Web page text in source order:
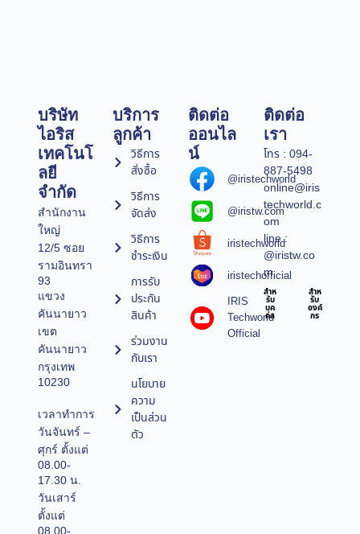
บริษัท
ไอริส
เทคโนโ
ลยี
จำกัด
สำนักงาน
ใหญ่
12/5 ซอย
รามอินทรา
93
แขวง
คันนายาว
เขต
คันนายาว
กรุงเทพ
10230
เวลาทำการ
วันจันทร์ –
ศุกร์ ตั้งแต่
08.00-
17.30 น.
วันเสาร์
ตั้งแต่
08.00-
บริการ
ลูกค้า
วิธีการ
สั่งซื้อ
วิธีการ
จัดส่ง
วิธีการ
ชำระเงิน
การรับ
ประกัน
สินค้า
ร่วมงาน
กับเรา
นโยบาย
ความ
เป็นส่วน
ตัว
ติดต่อ
ออนไล
น์
@iristechworld
@iristw.com
iristechworld
iristechofficial
IRIS
Techworld
Official
ติดต่อ
เรา
โทร : 094-
887-5498
online@iris
techworld.c
om
line :
@iristw.co
m
สำห
รับ
บุค
คล
สำห
รับ
องค์
กร